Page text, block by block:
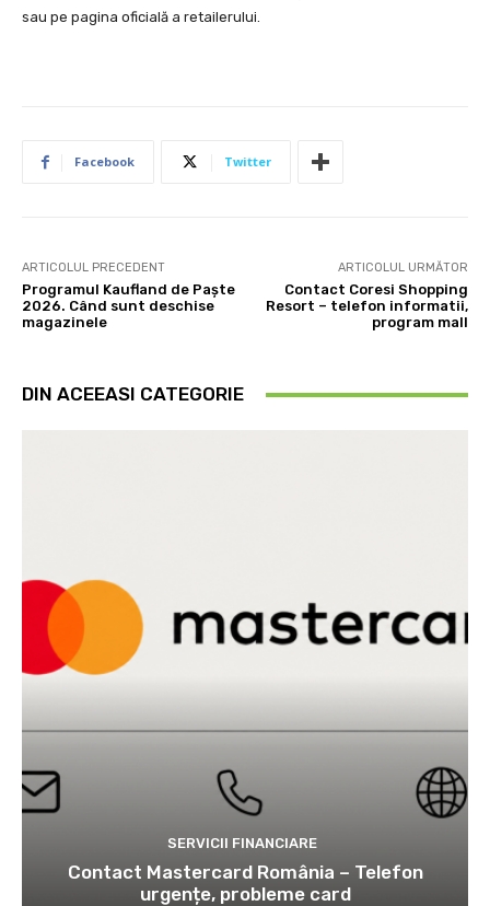
sau pe pagina oficială a retailerului.
Facebook Twitter
ARTICOLUL PRECEDENT
Programul Kaufland de Paște
2026. Când sunt deschise
magazinele
ARTICOLUL URMĂTOR
Contact Coresi Shopping
Resort – telefon informatii,
program mall
DIN ACEEASI CATEGORIE
SERVICII FINANCIARE
Contact Mastercard România – Telefon
urgențe, probleme card